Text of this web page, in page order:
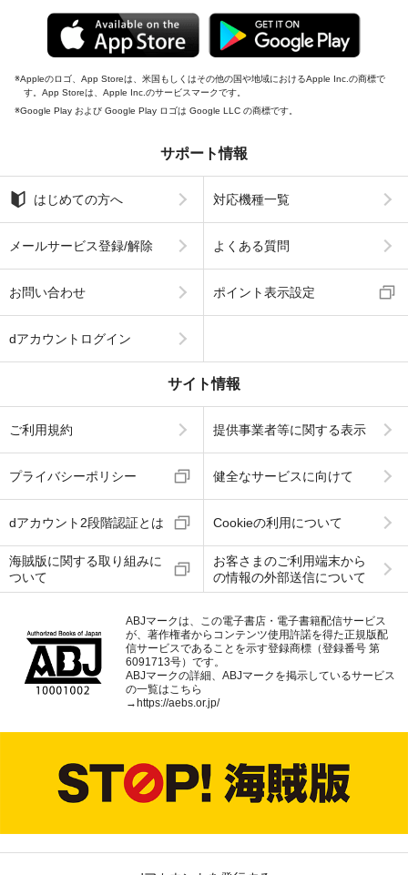
Appleのロゴ、App Storeは、米国もしくはその他の国や地域におけるApple Inc.の商標で
す。App Storeは、Apple Inc.のサービスマークです。
Google Play および Google Play ロゴは Google LLC の商標です。
サポート情報
はじめての方へ 対応機種一覧
メールサービス登録/解除 よくある質問
お問い合わせ ポイント表示設定
dアカウントログイン
サイト情報
ご利用規約 提供事業者等に関する表示
プライバシーポリシー 健全なサービスに向けて
dアカウント2段階認証とは Cookieの利用について
海賊版に関する取り組みに
ついて
お客さまのご利用端末から
の情報の外部送信について
ABJマークは、この電子書店・電子書籍配信サービス
が、著作権者からコンテンツ使用許諾を得た正規版配
信サービスであることを示す登録商標（登録番号 第
6091713号）です。
ABJマークの詳細、ABJマークを掲示しているサービス
の一覧はこちら
→ https://aebs.or.jp/